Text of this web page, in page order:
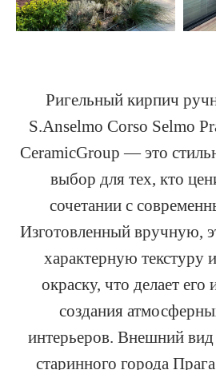
Ригельный кирпич
S.Anselmo Corso Selmo
CeramicGroup — это
выбор для тех, кто
сочетании с
Изготовленный вручную,
характерную текстуру
окраску, что делает
создания
интерьеров. Внешний вид
старинного города